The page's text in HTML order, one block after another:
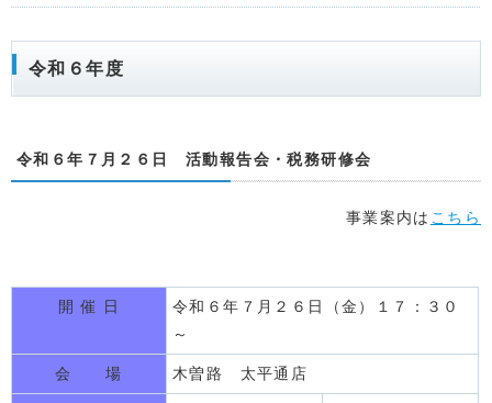
令和６年度
令和６年７月２６日 活動報告会・税務研修会
事業案内は こちら
開 催 日
令和６年７月２６日（金）１７：３０
～
会 場 木曽路 太平通店